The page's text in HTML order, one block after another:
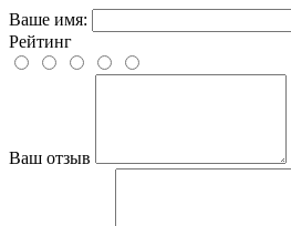
Ваше имя:
Рейтинг
Ваш отзыв